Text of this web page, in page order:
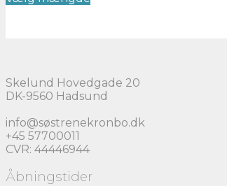
vælges
på
Skelund Hovedgade 20
DK-9560 Hadsund
info@søstrenekronbo.dk
+45 57700011
CVR: 44446944
Åbningstider